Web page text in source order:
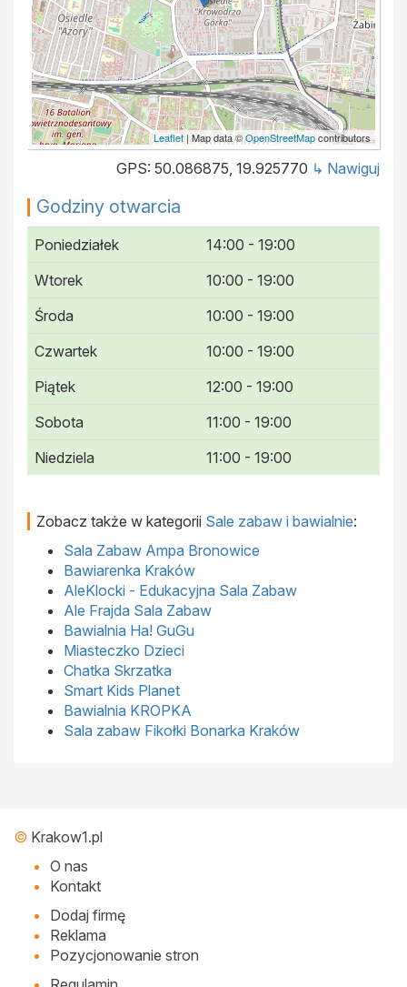
Leaflet| Map data ©OpenStreetMapcontributors
GPS: 50.086875, 19.925770 ↳ Nawiguj
Godziny otwarcia
Poniedziałek
14:00 - 19:00
Wtorek
10:00 - 19:00
Środa
10:00 - 19:00
Czwartek
10:00 - 19:00
Piątek
12:00 - 19:00
Sobota
11:00 - 19:00
Niedziela
11:00 - 19:00
Zobacz także w kategorii Sale zabaw i bawialnie:
Sala Zabaw Ampa Bronowice
Bawiarenka Kraków
AleKlocki - Edukacyjna Sala Zabaw
Ale Frajda Sala Zabaw
Bawialnia Ha! GuGu
Miasteczko Dzieci
Chatka Skrzatka
Smart Kids Planet
Bawialnia KROPKA
Sala zabaw Fikołki Bonarka Kraków
© Krakow1.pl
O nas
Kontakt
Dodaj firmę
Reklama
Pozycjonowanie stron